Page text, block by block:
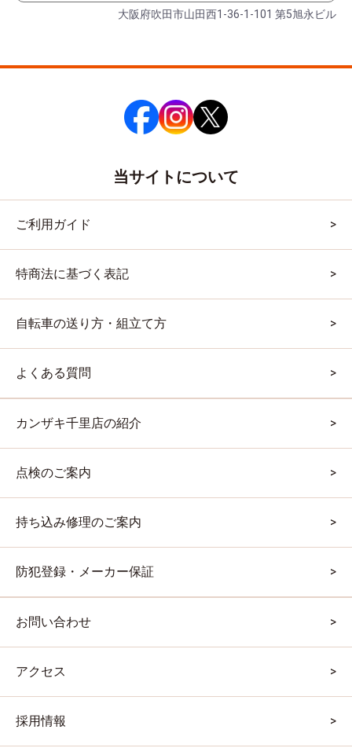
大阪府吹田市山田西1-36-1-101 第5旭永ビル
当サイトについて
ご利用ガイド
特商法に基づく表記
自転車の送り方・組立て方
よくある質問
カンザキ千里店の紹介
点検のご案内
持ち込み修理のご案内
防犯登録・メーカー保証
お問い合わせ
アクセス
採用情報